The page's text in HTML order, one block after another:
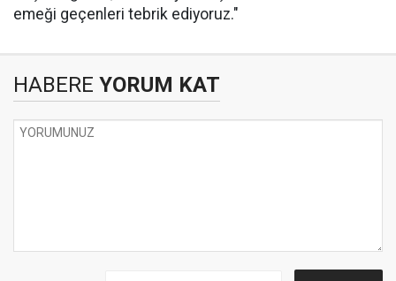
emeği geçenleri tebrik ediyoruz."
HABERE YORUM KAT